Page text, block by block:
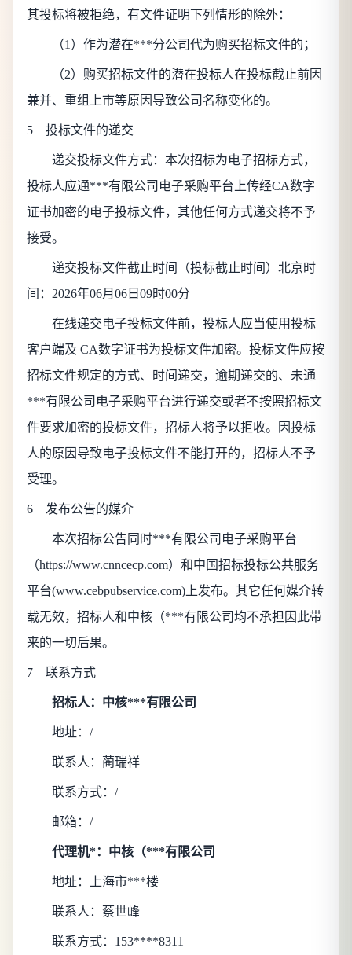
其投标将被拒绝，有文件证明下列情形的除外：
（1）作为潜在***分公司代为购买招标文件的；
（2）购买招标文件的潜在投标人在投标截止前因
兼并、重组上市等原因导致公司名称变化的。
5 投标文件的递交
递交投标文件方式：本次招标为电子招标方式，
投标人应通***有限公司电子采购平台上传经CA数字
证书加密的电子投标文件，其他任何方式递交将不予
接受。
递交投标文件截止时间（投标截止时间）北京时
间： 2026年06月06日09时00分
在线递交电子投标文件前，投标人应当使用投标
客户端及 CA数字证书为投标文件加密。投标文件应按
招标文件规定的方式、时间递交，逾期递交的、未通
***有限公司电子采购平台进行递交或者不按照招标文
件要求加密的投标文件，招标人将予以拒收。因投标
人的原因导致电子投标文件不能打开的，招标人不予
受理。
6 发布公告的媒介
本次招标公告同时***有限公司电子采购平台
（https://www.cnncecp.com）和中国招标投标公共服务
平台(www.cebpubservice.com)上发布。其它任何媒介转
载无效，招标人和中核（***有限公司均不承担因此带
来的一切后果。
7 联系方式
招标人： 中核***有限公司
地址： /
联系人： 蔺瑞祥
联系方式： /
邮箱： /
代理机*： 中核（***有限公司
地址： 上海市***楼
联系人： 蔡世峰
联系方式： 153****8311